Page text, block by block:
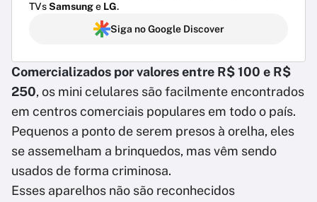
TVsSamsunge LG.
Siga no Google Discover
Comercializados por valores entre R$ 100 e R$
250, os mini celulares são facilmente encontrados
em centros comerciais populares em todo o país.
Pequenos a ponto de serem presos à orelha, eles
se assemelham a brinquedos, mas vêm sendo
usados de forma criminosa.
Esses aparelhos não são reconhecidos